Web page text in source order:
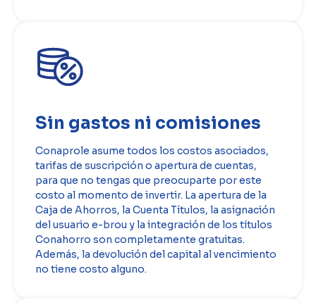
Sin gastos ni comisiones
Conaprole asume todos los costos asociados,
tarifas de suscripción o apertura de cuentas,
para que no tengas que preocuparte por este
costo al momento de invertir. La apertura de la
Caja de Ahorros, la Cuenta Títulos, la asignación
del usuario e-brou y la integración de los títulos
Conahorro son completamente gratuitas.
Además, la devolución del capital al vencimiento
no tiene costo alguno.